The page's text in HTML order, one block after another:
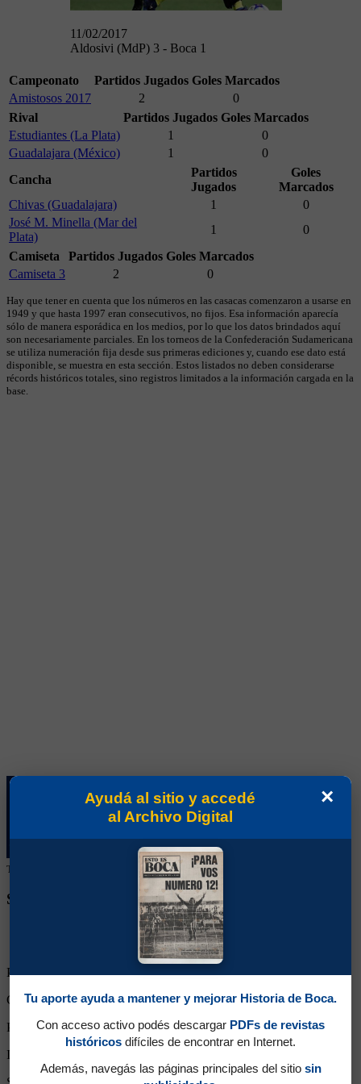
11/02/2017
Aldosivi (MdP) 3 - Boca 1
Campeonato Partidos Jugados Goles Marcados
Amistosos 2017
2
0
Rival
Partidos Jugados Goles Marcados
Estudiantes (La Plata)
1
0
Guadalajara (México)
1
0
Cancha
Partidos
Jugados
Goles
Marcados
Chivas (Guadalajara)
1
0
José M. Minella (Mar del
Plata)
1
0
Camiseta
Partidos Jugados Goles Marcados
Camiseta 3
2 0
Hay que tener en cuenta que los números en las casacas comenzaron a usarse en
1949 y que hasta 1997 eran consecutivos, no fijos. Esa información aparecía
sólo de manera esporádica en los medios, por lo que los datos brindados aquí
son necesariamente parciales. En los torneos de la Confederación Sudamericana
se utiliza numeración fija desde sus primeras ediciones y, cuando ese dato está
disponible, se muestra en esta sección. Estos listados no deben considerarse
récords históricos totales, sino registros limitados a la información cargada en la
base.
Tu colaboración ayuda a mantener este archivo histórico en línea
SEGUINOS EN REDES SOCIALES
Partidos Jugados:2
Goles Convertidos:0 (0.00)
Partidos de titular: 2
Ingresos desde el banco:
×
Ayudá al sitio y accedé
al Archivo Digital
Tu aporte ayuda a mantener y mejorar Historia de Boca.
Con acceso activo podés descargar PDFs de revistas
históricos difíciles de encontrar en Internet.
Además, navegás las páginas principales del sitio sin